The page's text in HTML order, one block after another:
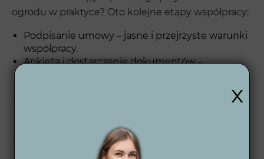
ogrodu w praktyce? Oto kolejne etapy współpracy:
Podpisanie umowy – jasne i przejrzyste warunki
współpracy.
Ankieta i dostarczenie dokumentów –
z realizacją Twojego ogrodu.
Koncepcja 2D – szkicujemy pierwsze pomysły,
by przedstawić ogólny zarys projektu.
x